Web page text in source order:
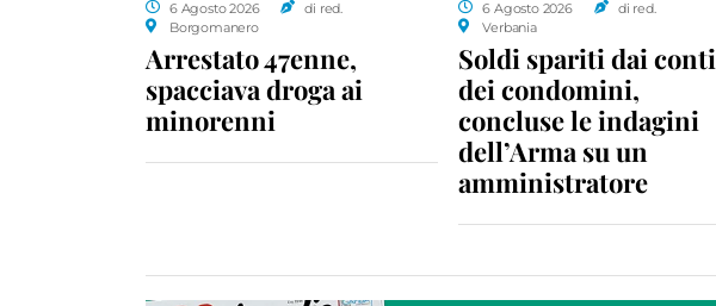
6 Agosto 2026
di red.
Borgomanero
Arrestato 47enne,
spacciava droga ai
minorenni
6 Agosto 2026
di red.
Verbania
Soldi spariti dai conti
dei condomini,
concluse le indagini
dell’Arma su un
amministratore